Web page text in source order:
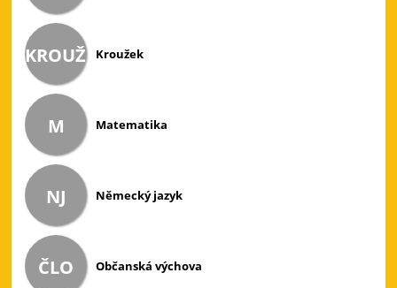
KROUŽEKKroužek
M Matematika
NJ Německý jazyk
ČLO Občanská výchova